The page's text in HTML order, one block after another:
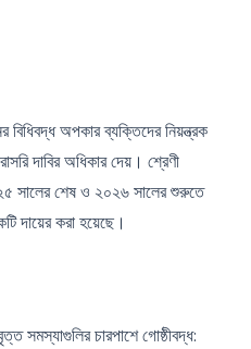
অপকার ব্যক্তিদের নিয়ন্ত্রক
দাবির অধিকার দেয়। শ্রেণী
সালের শেষ ও ২০২৬ সালের শুরুতে
দায়ের করা হয়েছে।
সমস্যাগুলির চারপাশে গোষ্ঠীবদ্ধ: